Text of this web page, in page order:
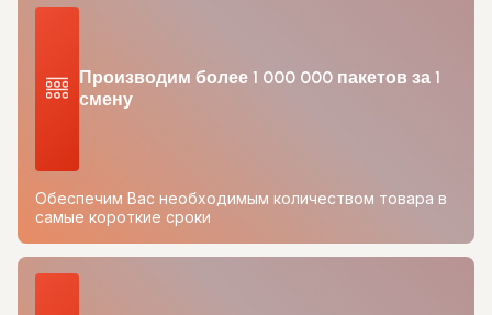
Производим более 1 000 000 пакетов за 1
смену
Обеспечим Вас необходимым количеством товара в
самые короткие сроки